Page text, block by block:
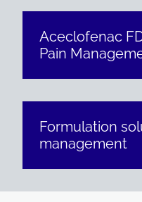
Aceclofenac
Pain
Formulation
management